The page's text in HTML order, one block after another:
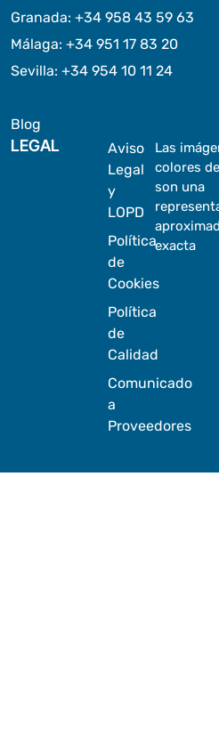
Granada: +34 958 43 59 63
Málaga: +34 951 17 83 20
Sevilla: +34 954 10 11 24
Blog
LEGAL
Aviso
Legal
y
LOPD
Política
de
Cookies
Política
de
Calidad
Comunicado
a
Proveedores
Las
colores
son una
exacta